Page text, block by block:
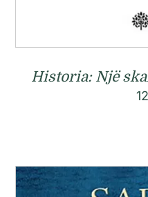
Historia: Një